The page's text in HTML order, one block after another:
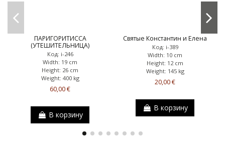
ПАРИГОРИТИССА
(УТЕШИТЕЛЬНИЦА)
Код: i-246
Width: 19 cm
Height: 26 cm
Weight: 400 kg
60,00 €
В корзину
Святые Константин и Елена
Код: i-389
Width: 10 cm
Height: 12 cm
Weight: 145 kg
20,00 €
В корзину